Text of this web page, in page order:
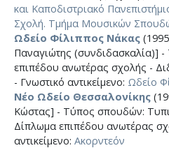
και Καποδιστριακό
Σχολή. Τμήμα Μουσικών
Ωδείο Φίλιππος Νάκας
Παναγιώτης (συνδιδασκαλία)]
επιπέδου ανωτέρας σχολής -
- Γνωστικό αντικείμενο: Ωδείο
Νέο Ωδείο Θεσσαλονίκης
Κώστας] - Τύπος σπουδών:
Δίπλωμα επιπέδου ανωτέρας
αντικείμενο: Ακορντεόν